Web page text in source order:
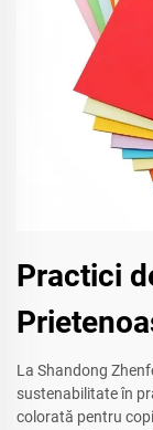
Practici
La Shandong
sustenabilitate în
colorată pentru